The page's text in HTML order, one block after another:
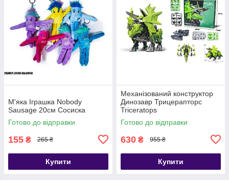
М'яка Іграшка Nobody
Sausage 20см Сосиска
Готово до відправки
155 ₴ 265 ₴
Купити
Механізований конструктор
Динозавр Трицерапторс
Triceratops
Готово до відправки
630 ₴ 955 ₴
Купити